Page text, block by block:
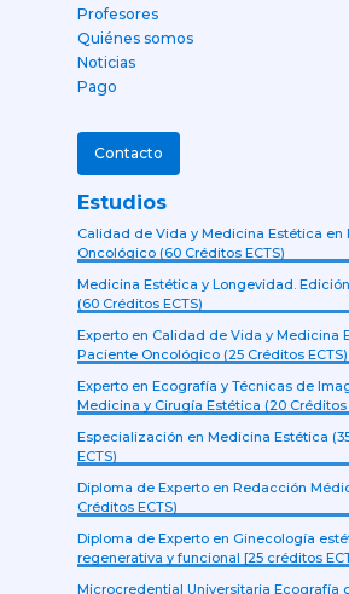
Profesores
Quiénes somos
Noticias
Pago
Contacto
Estudios
Calidad de Vida y Medicina Estética en
Oncológico (60 Créditos ECTS)
Medicina Estética y Longevidad.
(60 Créditos ECTS)
Experto en Calidad de Vida y Medicina
Paciente Oncológico (25 Créditos ECTS)
Experto en Ecografía y Técnicas de
Medicina y Cirugía Estética (20 Créditos
Especialización en Medicina Estética
ECTS)
Diploma de Experto en Redacción
Créditos ECTS)
Diploma de Experto en Ginecología
regenerativa y funcional [25 créditos
Microcredential Universitaria Ecografía